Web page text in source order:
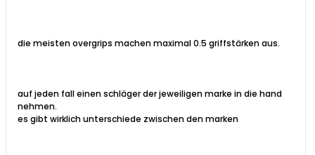
die meisten overgrips machen maximal 0.5 griffstärken aus.
auf jeden fall einen schläger der jeweiligen marke in die hand
nehmen.
es gibt wirklich unterschiede zwischen den marken